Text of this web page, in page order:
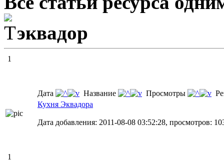
эквадор
1
Дата Название Просмотры
Кухня Эквадора
Дата добавления: 2011-08-08 03:52:28, просмотров:
1